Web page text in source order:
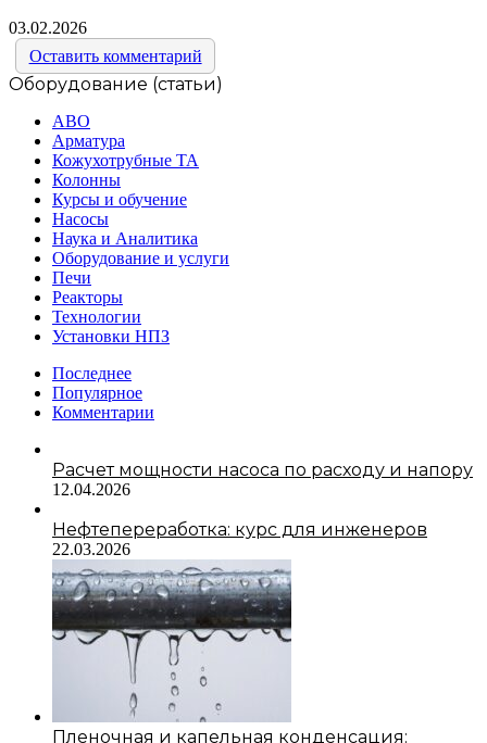
03.02.2026
Оставить комментарий
Оборудование (статьи)
АВО
Арматура
Кожухотрубные ТА
Колонны
Курсы и обучение
Насосы
Наука и Аналитика
Оборудование и услуги
Печи
Реакторы
Технологии
Установки НПЗ
Последнее
Популярное
Комментарии
Расчет мощности насоса по расходу и напору
12.04.2026
Нефтепереработка: курс для инженеров
22.03.2026
Пленочная и капельная конденсация: